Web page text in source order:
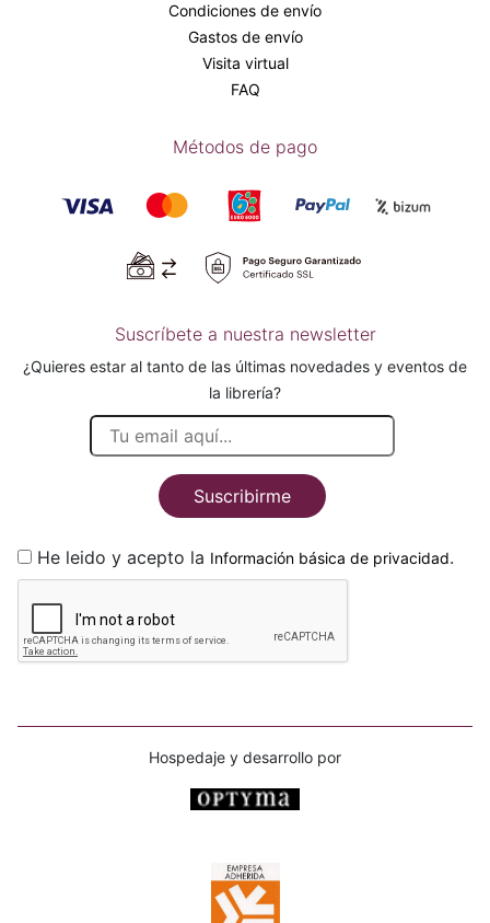
Condiciones de envío
Gastos de envío
Visita virtual
FAQ
Métodos de pago
Suscríbete a nuestra newsletter
¿Quieres estar al tanto de las últimas novedades y eventos de
la librería?
Suscribirme
He leido y acepto la Información básica de privacidad.
Hospedaje y desarrollo por